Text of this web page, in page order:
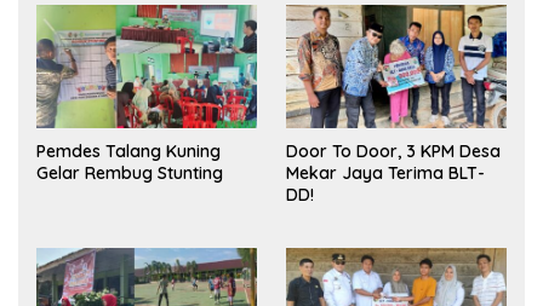
Pasar
Pemdes Talang Kuning
Gelar Rembug Stunting
Door To Door, 3 KPM Desa
Mekar Jaya Terima BLT-
DD!